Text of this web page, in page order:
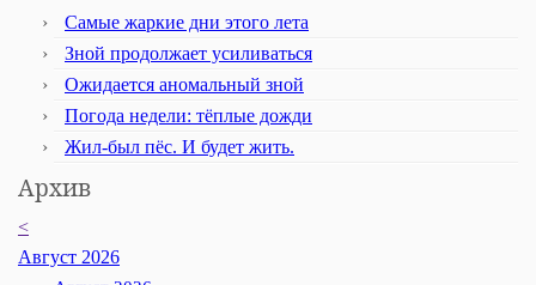
Самые жаркие дни этого лета
Зной продолжает усиливаться
Ожидается аномальный зной
Погода недели: тёплые дожди
Жил-был пёс. И будет жить.
Архив
<
Август 2026